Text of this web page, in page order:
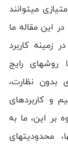
میتوانند
این مقاله ما
کاربرد
روشهای رایج
بدون نظارت،
و کاربردهای
بر این، ما به
محدودیتهای